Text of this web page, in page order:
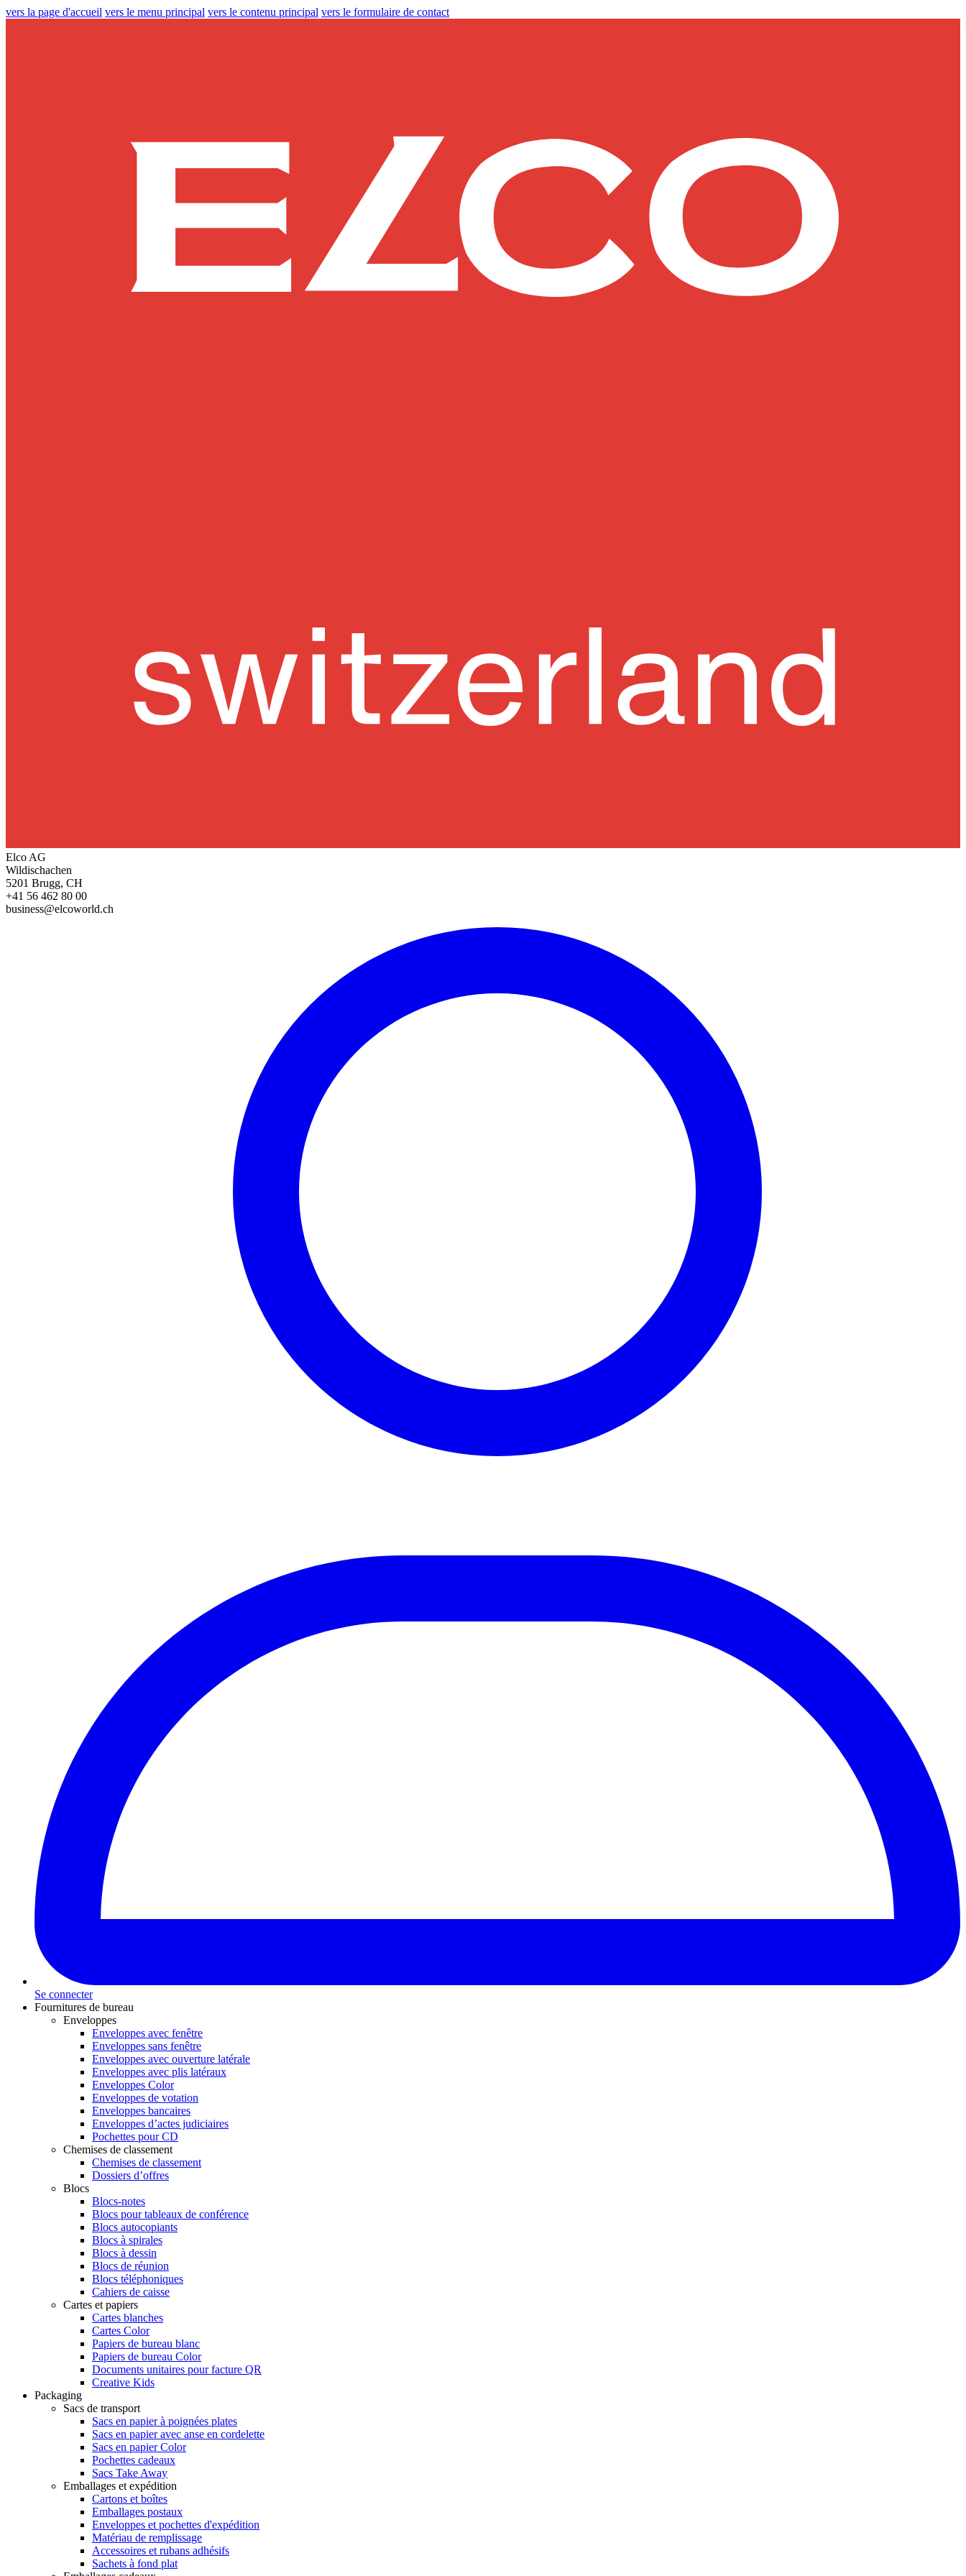
vers la page d'accueil vers le menu principal vers le contenu principal vers le formulaire de contact
Elco AG
Wildischachen
5201 Brugg, CH
+41 56 462 80 00
business@elcoworld.ch
Se connecter
Fournitures de bureau
Enveloppes
Enveloppes avec fenêtre
Enveloppes sans fenêtre
Enveloppes avec ouverture latérale
Enveloppes avec plis latéraux
Enveloppes Color
Enveloppes de votation
Enveloppes bancaires
Enveloppes d’actes judiciaires
Pochettes pour CD
Chemises de classement
Chemises de classement
Dossiers d’offres
Blocs
Blocs-notes
Blocs pour tableaux de conférence
Blocs autocopiants
Blocs à spirales
Blocs à dessin
Blocs de réunion
Blocs téléphoniques
Cahiers de caisse
Cartes et papiers
Cartes blanches
Cartes Color
Papiers de bureau blanc
Papiers de bureau Color
Documents unitaires pour facture QR
Creative Kids
Packaging
Sacs de transport
Sacs en papier à poignées plates
Sacs en papier avec anse en cordelette
Sacs en papier Color
Pochettes cadeaux
Sacs Take Away
Emballages et expédition
Cartons et boîtes
Emballages postaux
Enveloppes et pochettes d'expédition
Matériau de remplissage
Accessoires et rubans adhésifs
Sachets à fond plat